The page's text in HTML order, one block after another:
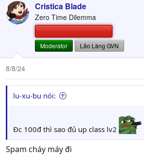
Cristica Blade
Zero Time Dilemma
Moderator Lão Làng GVN
8/8/24
lu-xu-bu nói:
Đc 100đ thì sao đủ up class lv2
Spam cháy máy đi